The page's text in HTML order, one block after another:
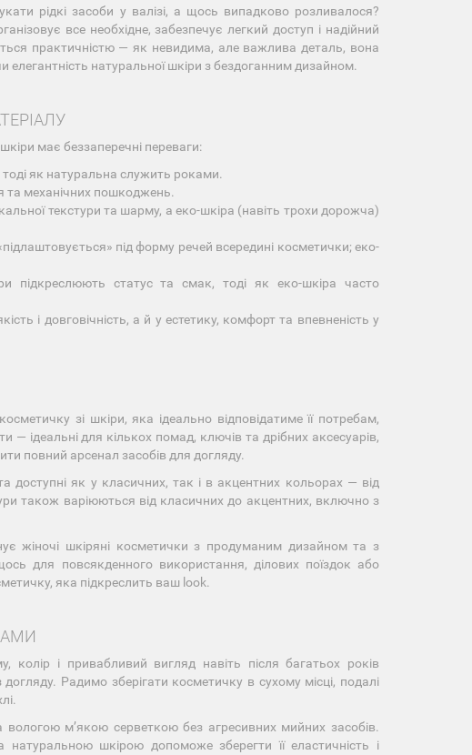
рідкі засоби у валізі, а щось випадково розливалося?
все необхідне, забезпечує легкий доступ і надійний
практичністю — як невидима, але важлива деталь, вона
елегантність натуральної шкіри з бездоганним дизайном.
має беззаперечні переваги:
як натуральна служить роками.
та механічних пошкоджень.
текстури та шарму, а еко-шкіра (навіть трохи дорожча)
під форму речей всередині косметички; еко-
підкреслюють статус та смак, тоді як еко-шкіра часто
і довговічність, а й у естетику, комфорт та впевненість у
зі шкіри, яка ідеально відповідатиме її потребам,
ідеальні для кількох помад, ключів та дрібних аксесуарів,
повний арсенал засобів для догляду.
доступні як у класичних, так і в акцентних кольорах — від
також варіюються від класичних до акцентних, включно з
жіночі шкіряні косметички з продуманим дизайном та з
для повсякденного використання, ділових поїздок або
яка підкреслить ваш look.
і привабливий вигляд навіть після багатьох років
Радимо зберігати косметичку в сухому місці, подалі
м’якою серветкою без агресивних мийних засобів.
шкірою допоможе зберегти її еластичність і